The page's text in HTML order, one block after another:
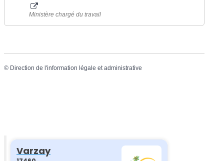
Ministère chargé du travail
© Direction de l'information légale et administrative